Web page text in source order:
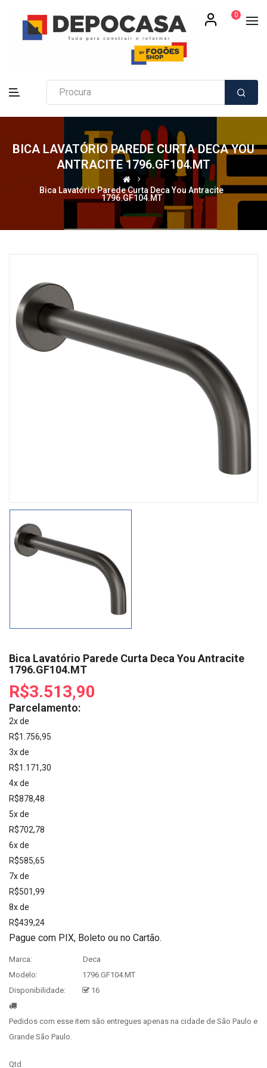
0
BICA LAVATÓRIO PAREDE CURTA DECA YOU
ANTRACITE 1796.GF104.MT
Bica Lavatório Parede Curta Deca You Antracite
1796.GF104.MT
Bica Lavatório Parede Curta Deca You Antracite
1796.GF104.MT
R$3.513,90
Parcelamento:
2x de
R$1.756,95
3x de
R$1.171,30
4x de
R$878,48
5x de
R$702,78
6x de
R$585,65
7x de
R$501,99
8x de
R$439,24
Pague com PIX, Boleto ou no Cartão.
Marca:
Deca
Modelo:
1796.GF104.MT
Disponibilidade:
16
Pedidos com esse item são entregues apenas na cidade de São Paulo e
Grande São Paulo.
Qtd